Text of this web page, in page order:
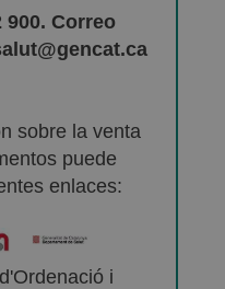
900. Correo
sobre la venta
puede
enlaces:
i